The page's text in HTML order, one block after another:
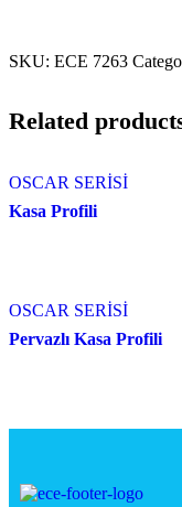
SKU: ECE 7263
Related
OSCAR SERİSİ
Kasa Profili
OSCAR SERİSİ
Pervazlı Kasa Profili